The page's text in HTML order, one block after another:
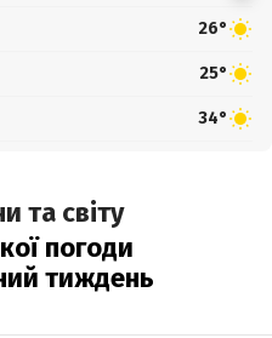
26°
25°
34°
та світу
погоди
тиждень